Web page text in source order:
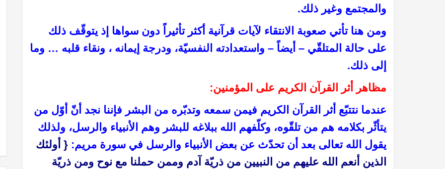
والمجتمع وغير ذلك.
ومن هنا تأتي صعوبة الانتقاء لآيات قرآنية أكثر تأثيراً دون سواها إذ يتوقّف ذلك
على حالة المتلقّي – أيضاً – واستعدادته النفسيّة، ودرجة إيمانه ، ونقاء قلبه … وما
إلى ذلك.
مظاهر أثر القرآن الكريم على المؤمنين:
عندما نتتبّع أثر القرآن الكريم فيمن سمعه وتدبّره من البشر فإننا نجد أنّ أوّل من
يتأثّر بكلامه هم من تلقّوه، وكلّفهم الله ببلاغه للبشر وهم الأنبياء والرسل، ولذلك
يقول الله تعالى بعد أن تحدّث عن بعض الأنبياء والرسل في سورة مريم: { أولئك
الذين أنعم الله عليهم من النبيين من ذريّة آدم وممن حملنا مع نوح ومن ذريّة
عظمة الله رب العالمين: (25) قال الله عز وجل : يؤذيني ابن آدم يسب الدهر كتاب خواطر إيمانية حول عظمة الله رب العالمين